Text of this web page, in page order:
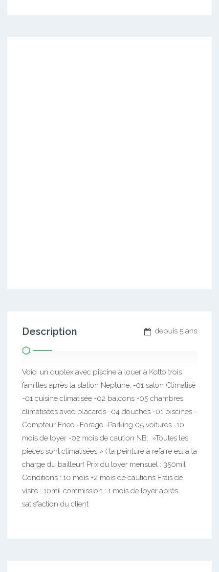
depuis 5 ans
Description
Voici un duplex avec piscine à louer à Kotto trois
familles après la station Neptune. -01 salon Climatisé
-01 cuisine climatisée -02 balcons -05 chambres
climatisées avec placards -04 douches -01 piscines -
Compteur Eneo -Forage -Parking 05 voitures -10
mois de loyer -02 mois de caution NB: »Toutes les
pièces sont climatisées » ( la peinture à refaire est a la
charge du bailleur) Prix du loyer mensuel : 350mil
Conditions : 10 mois +2 mois de cautions Frais de
visite : 10mil commission : 1 mois de loyer après
satisfaction du client